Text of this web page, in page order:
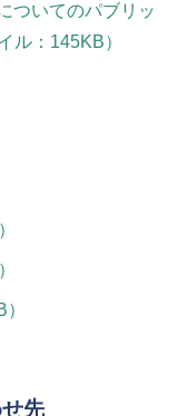
ついてのパブリッ
ル：145KB）
先